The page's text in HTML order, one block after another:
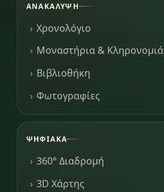
ΑΝΑΚΆΛΥΨΗ
Χρονολόγιο
Μοναστήρια & Κληρονομιά
Βιβλιοθήκη
Φωτογραφίες
ΨΗΦΙΑΚΆ
360° Διαδρομή
3D Χάρτης